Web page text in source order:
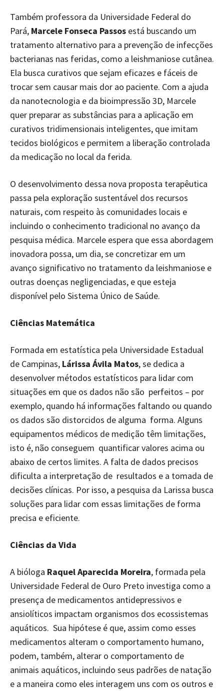
Também professora da Universidade Federal do
Pará, Marcele Fonseca Passos está buscando um
tratamento alternativo para a prevenção de infecções
bacterianas nas feridas, como a leishmaniose cutânea.
Ela busca curativos que sejam eficazes e fáceis de
trocar sem causar mais dor ao paciente. Com a ajuda
da nanotecnologia e da bioimpressão 3D, Marcele
quer preparar as substâncias para a aplicação em
curativos tridimensionais inteligentes, que imitam
tecidos biológicos e permitem a liberação controlada
da medicação no local da ferida.
O desenvolvimento dessa nova proposta terapêutica
passa pela exploração sustentável dos recursos
naturais, com respeito às comunidades locais e
incluindo o conhecimento tradicional no avanço da
pesquisa médica. Marcele espera que essa abordagem
inovadora possa, um dia, se concretizar em um
avanço significativo no tratamento da leishmaniose e
outras doenças negligenciadas, e que esteja
disponível pelo Sistema Único de Saúde.
Ciências Matemática
Formada em estatística pela Universidade Estadual
de Campinas, Lárissa Ávila Matos, se dedica a
desenvolver métodos estatísticos para lidar com
situações em que os dados não são perfeitos – por
exemplo, quando há informações faltando ou quando
os dados são distorcidos de alguma forma. Alguns
equipamentos médicos de medição têm limitações,
isto é, não conseguem quantificar valores acima ou
abaixo de certos limites. A falta de dados precisos
dificulta a interpretação de resultados e a tomada de
decisões clínicas. Por isso, a pesquisa da Larissa busca
soluções para lidar com essas limitações de forma
precisa e eficiente.
Ciências da Vida
A bióloga Raquel Aparecida Moreira, formada pela
Universidade Federal de Ouro Preto investiga como a
presença de medicamentos antidepressivos e
ansiolíticos impactam organismos dos ecossistemas
aquáticos. Sua hipótese é que, assim como esses
medicamentos alteram o comportamento humano,
podem, também, alterar o comportamento de
animais aquáticos, incluindo seus padrões de natação
e a maneira como eles interagem uns com os outros e